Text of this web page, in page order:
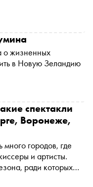
от START,
о жизненных
в Новую Зеландию
спектакли
Воронеже,
много городов, где
и артисты.
ради которых